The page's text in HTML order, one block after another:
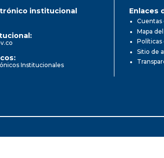
institucional
Institucionales
Enlaces
Cuentas
Mapa
Políticas
Sitio de